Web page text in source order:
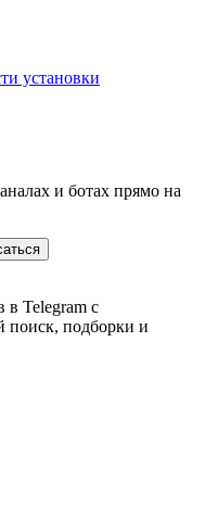
установки
и ботаx прямо на
Telegram с
подборки и